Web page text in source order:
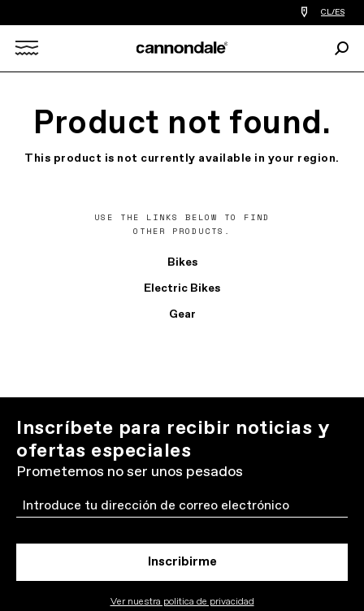
Encontrar
tiedas
bicicletas
de
CL/ES
Product not found.
This product is not currently available in your region.
USE THE LINKS BELOW TO FIND
OTHER PRODUCTS.
Bikes
Electric Bikes
Gear
Inscríbete para recibir noticias y
ofertas especiales
Prometemos no ser unos pesados
Email
Inscribirme
Ver nuestra politica de privacidad